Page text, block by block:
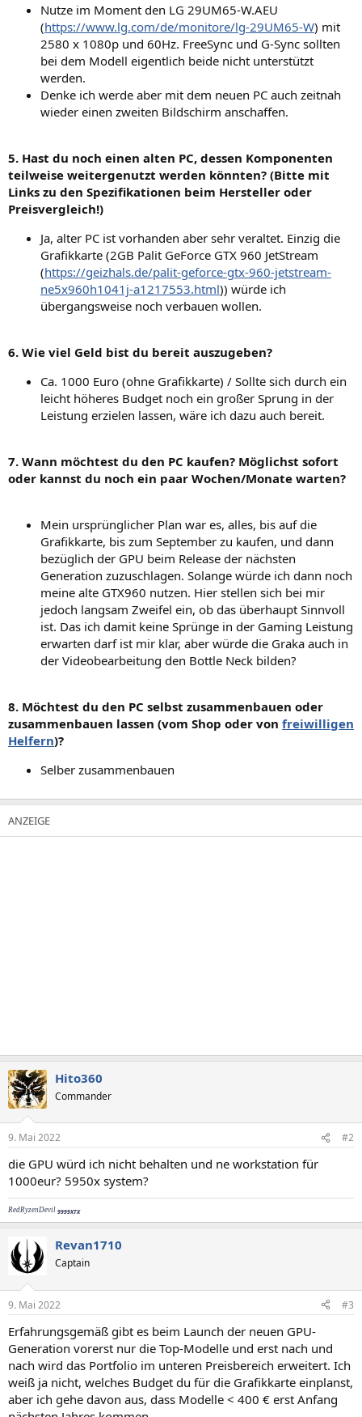
Nutze im Moment den LG 29UM65-W.AEU
(https://www.lg.com/de/monitore/lg-29UM65-W) mit
2580 x 1080p und 60Hz. FreeSync und G-Sync sollten
bei dem Modell eigentlich beide nicht unterstützt
werden.
Denke ich werde aber mit dem neuen PC auch zeitnah
wieder einen zweiten Bildschirm anschaffen.
5. Hast du noch einen alten PC, dessen Komponenten
teilweise weitergenutzt werden könnten? (Bitte mit
Links zu den Spezifikationen beim Hersteller oder
Preisvergleich!)
Ja, alter PC ist vorhanden aber sehr veraltet. Einzig die
Grafikkarte (2GB Palit GeForce GTX 960 JetStream
(https://geizhals.de/palit-geforce-gtx-960-jetstream-
ne5x960h1041j-a1217553.html)) würde ich
übergangsweise noch verbauen wollen.
6. Wie viel Geld bist du bereit auszugeben?
Ca. 1000 Euro (ohne Grafikkarte) / Sollte sich durch ein
leicht höheres Budget noch ein großer Sprung in der
Leistung erzielen lassen, wäre ich dazu auch bereit.
7. Wann möchtest du den PC kaufen? Möglichst sofort
oder kannst du noch ein paar Wochen/Monate warten?
Mein ursprünglicher Plan war es, alles, bis auf die
Grafikkarte, bis zum September zu kaufen, und dann
bezüglich der GPU beim Release der nächsten
Generation zuzuschlagen. Solange würde ich dann noch
meine alte GTX960 nutzen. Hier stellen sich bei mir
jedoch langsam Zweifel ein, ob das überhaupt Sinnvoll
ist. Das ich damit keine Sprünge in der Gaming Leistung
erwarten darf ist mir klar, aber würde die Graka auch in
der Videobearbeitung den Bottle Neck bilden?
8. Möchtest du den PC selbst zusammenbauen oder
zusammenbauen lassen (vom Shop oder von freiwilligen
Helfern)?
Selber zusammenbauen
Hito360
Commander
9. Mai 2022 #2
die GPU würd ich nicht behalten und ne workstation für
1000eur? 5950x system?
RedRyzenDevil 9999XTX
Revan1710
Captain
9. Mai 2022 #3
Erfahrungsgemäß gibt es beim Launch der neuen GPU-
Generation vorerst nur die Top-Modelle und erst nach und
nach wird das Portfolio im unteren Preisbereich erweitert. Ich
weiß ja nicht, welches Budget du für die Grafikkarte einplanst,
aber ich gehe davon aus, dass Modelle < 400 € erst Anfang